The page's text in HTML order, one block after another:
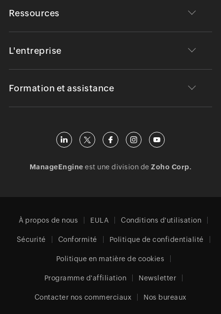
Ressources
L'entreprise
Formation et assistance
ManageEngine est une division deZoho Corp.
À propos de nous EULA Conditions d'utilisation
Sécurité Conformité Politique de confidentialité
Politique en matière de cookies
Programme d'affiliation Newsletter
Contacter nos commerciaux Nos bureaux